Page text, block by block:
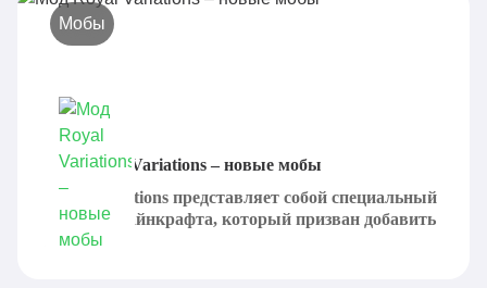
Мобы
Мод Royal Variations – новые мобы
Royal Variations представляет собой специальный
мод для Майнкрафта, который призван добавить
в...